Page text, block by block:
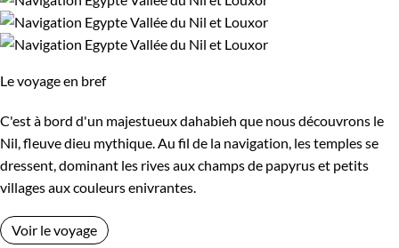
Confort
Standard
Environnement
Bord de mer et îles Forêts, collines, rivières et lacs
Patrimoine et Nature
Le voyage en bref
C'est à bord d'un majestueux dahabieh que nous découvrons le
Nil, fleuve dieu mythique. Au fil de la navigation, les temples se
dressent, dominant les rives aux champs de papyrus et petits
villages aux couleurs enivrantes.
Voir le voyage